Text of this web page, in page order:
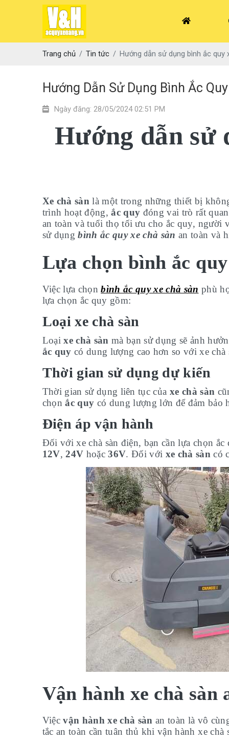
Trang chủ Tin tức Hướng dẫn sử dụng bình ắc quy
Hướng Dẫn Sử Dụng Bình Ắc
Ngày đăng: 28/05/2024 02:51 PM
Hướng dẫn sử
Xe chà sànlà một trong những thiết bị
trình hoạt động,ắc quy đóng vai trò rất
an toàn và tuổi thọ tối ưu cho ắc quy, người
sử dụngbình ắc quy xe chà sàn an toàn và
Lựa chọn bình ắc
Việc lựa chọnbình ắc quy xe chà sàn phù
lựa chọn ắc quy gồm:
Loại xe chà sàn
Loạixe chà sàn mà bạn sử dụng sẽ ảnh
ắc quy có dung lượng cao hơn so với xe chà
Thời gian sử dụng dự kiến
Thời gian sử dụng liên tục của xe chà sàn
chọnắc quy có dung lượng lớn để đảm bảo
Điện áp vận hành
Đối với xe chà sàn điện, bạn cần lựa chọn
12V,24V hoặc36V. Đối với xe chà sàn có
Vận hành xe chà sàn
Việcvận hành xe chà sàn an toàn là vô
tắc an toàn cần tuân thủ khi vận hành xe chà